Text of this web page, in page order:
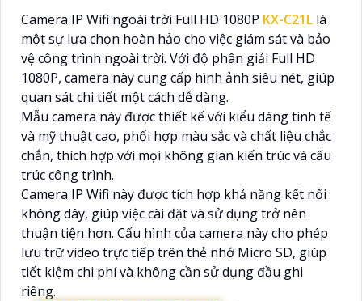
Camera IP Wifi ngoài trời Full HD 1080P KX-C21L là
một sự lựa chọn hoàn hảo cho việc giám sát và bảo
vệ công trình ngoài trời. Với độ phân giải Full HD
1080P, camera này cung cấp hình ảnh siêu nét, giúp
quan sát chi tiết một cách dễ dàng.
Mẫu camera này được thiết kế với kiểu dáng tinh tế
và mỹ thuật cao, phối hợp màu sắc và chất liệu chắc
chắn, thích hợp với mọi không gian kiến trúc và cấu
trúc công trình.
Camera IP Wifi này được tích hợp khả năng kết nối
không dây, giúp việc cài đặt và sử dụng trở nên
thuận tiện hơn. Cấu hình của camera này cho phép
lưu trữ video trực tiếp trên thẻ nhớ Micro SD, giúp
tiết kiệm chi phí và không cần sử dụng đầu ghi
riêng.